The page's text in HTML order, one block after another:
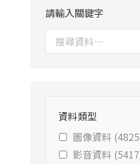
請輸入關鍵字
資料類型
圖像資料
影音資料